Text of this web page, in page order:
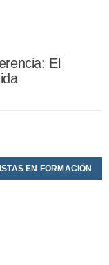
El
EN FORMACIÓN